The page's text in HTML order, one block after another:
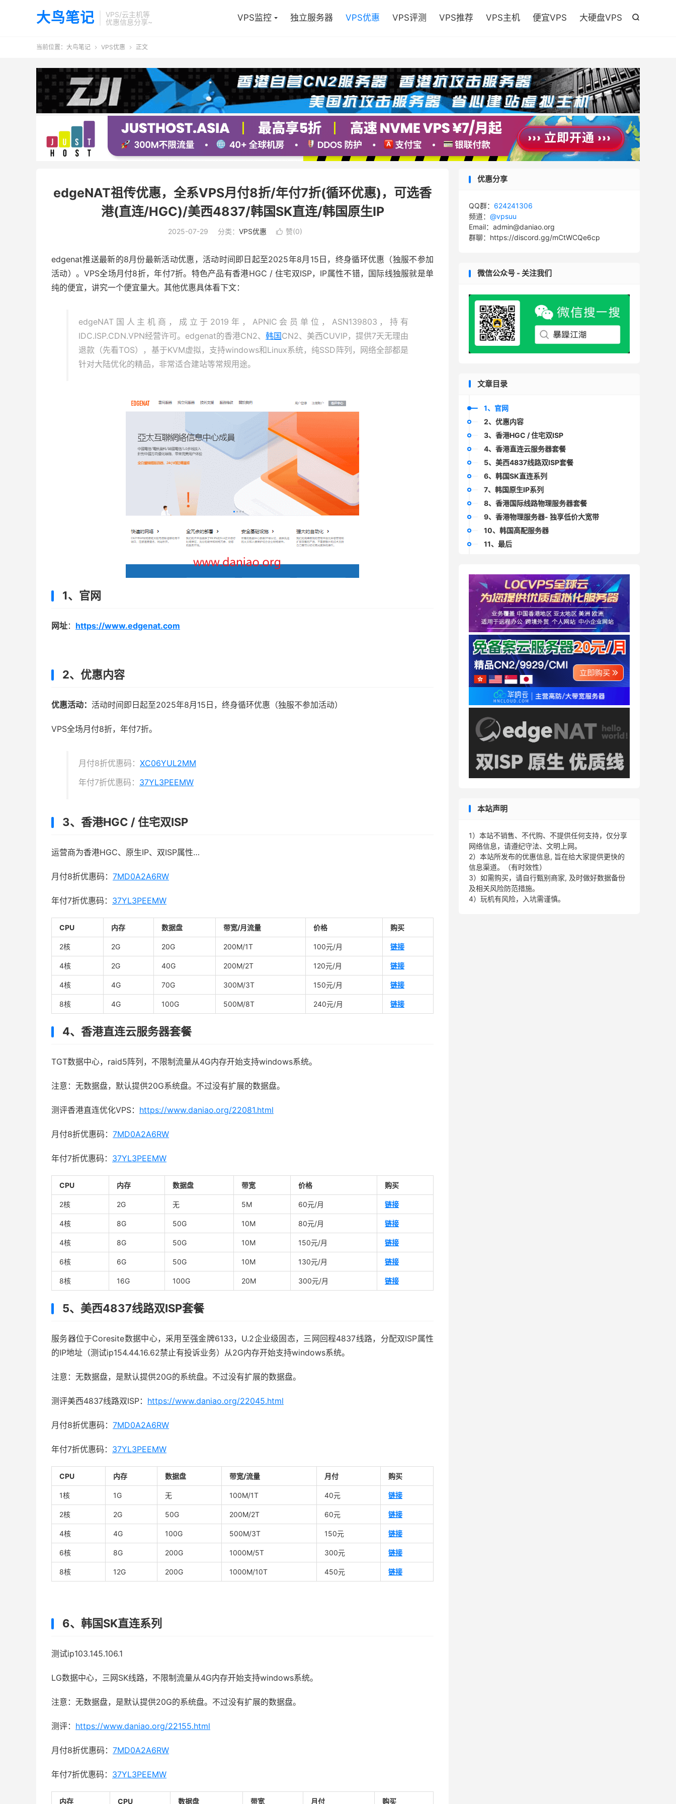
大鸟笔记
VPS/云主机等
优惠信息分享~

VPS监控 独立服务器 VPS优惠 VPS评测 VPS推荐 VPS主机 便宜VPS 大硬盘VPS
当前位置： 大鸟笔记  VPS优惠  正文
edgeNAT祖传优惠，全系VPS月付8折/年付7折(循环优惠)，可选香
港(直连/HGC)/美西4837/韩国SK直连/韩国原生IP
2025-07-29 分类： VPS优惠  赞(0)
edgenat推送最新的8月份最新活动优惠，活动时间即日起至2025年8月15日，终身循环优惠（独服不参加
活动）。VPS全场月付8折，年付7折。特色产品有香港HGC / 住宅双ISP，IP属性不错，国际线独服就是单
纯的便宜，讲究一个便宜量大。其他优惠具体看下文：
edgeNAT国人主机商，成立于2019年，APNIC会员单位，ASN139803，持有
IDC.ISP.CDN.VPN经营许可。edgenat的香港CN2、 韩国CN2、美西CUVIP，提供7天无理由
退款（先看TOS），基于KVM虚拟，支持windows和Linux系统，纯SSD阵列，网络全部都是
针对大陆优化的精品，非常适合建站等常规用途。
1、官网
网址： https://www.edgenat.com
2、优惠内容
优惠活动： 活动时间即日起至2025年8月15日，终身循环优惠（独服不参加活动）
VPS全场月付8折，年付7折。
月付8折优惠码： XC06YUL2MM
年付7折优惠码： 37YL3PEEMW
3、香港HGC / 住宅双ISP
运营商为香港HGC、原生IP、双ISP属性…
月付8折优惠码： 7MD0A2A6RW
年付7折优惠码： 37YL3PEEMW
CPU 内存 数据盘 带宽/月流量 价格 购买
2核 2G 20G 200M/1T 100元/月 链接
4核 2G 40G 200M/2T 120元/月 链接
4核 4G 70G 300M/3T 150元/月 链接
8核 4G 100G 500M/8T 240元/月 链接
4、香港直连云服务器套餐
TGT数据中心，raid5阵列，不限制流量从4G内存开始支持windows系统。
注意：无数据盘，默认提供20G系统盘。不过没有扩展的数据盘。
测评香港直连优化VPS： https://www.daniao.org/22081.html
月付8折优惠码： 7MD0A2A6RW
年付7折优惠码： 37YL3PEEMW
CPU 内存 数据盘 带宽 价格 购买
2核 2G 无 5M 60元/月 链接
4核 8G 50G 10M 80元/月 链接
4核 8G 50G 10M 150元/月 链接
6核 6G 50G 10M 130元/月 链接
8核 16G 100G 20M 300元/月 链接
5、美西4837线路双ISP套餐
服务器位于Coresite数据中心，采用至强金牌6133，U.2企业级固态，三网回程4837线路，分配双ISP属性
的IP地址（测试ip154.44.16.62禁止有投诉业务）从2G内存开始支持windows系统。
注意：无数据盘，是默认提供20G的系统盘。不过没有扩展的数据盘。
测评美西4837线路双ISP： https://www.daniao.org/22045.html
月付8折优惠码： 7MD0A2A6RW
年付7折优惠码： 37YL3PEEMW
CPU 内存 数据盘 带宽/流量 月付 购买
1核 1G 无 100M/1T 40元 链接
2核 2G 50G 200M/2T 60元 链接
4核 4G 100G 500M/3T 150元 链接
6核 8G 200G 1000M/5T 300元 链接
8核 12G 200G 1000M/10T 450元 链接
6、韩国SK直连系列
测试ip103.145.106.1
LG数据中心，三网SK线路，不限制流量从4G内存开始支持windows系统。
注意：无数据盘，是默认提供20G的系统盘。不过没有扩展的数据盘。
测评： https://www.daniao.org/22155.html
月付8折优惠码： 7MD0A2A6RW
年付7折优惠码： 37YL3PEEMW
内存 CPU 数据盘 带宽 月付 购买
优惠分享
QQ群： 624241306
频道： @vpsuu
Email：admin@daniao.org
群聊：https://discord.gg/mCtWCQe6cp
微信公众号 - 关注我们
文章目录
1、官网
2、优惠内容
3、香港HGC / 住宅双ISP
4、香港直连云服务器套餐
5、美西4837线路双ISP套餐
6、韩国SK直连系列
7、韩国原生IP系列
8、香港国际线路物理服务器套餐
9、香港物理服务器- 独享低价大宽带
10、韩国高配服务器
11、最后
本站声明
1）本站不销售、不代购、不提供任何支持，仅分享
网络信息，请遵纪守法、文明上网。
2）本站所发布的优惠信息, 旨在给大家提供更快的
信息渠道。（有时效性）
3）如需购买，请自行甄别商家, 及时做好数据备份
及相关风险防范措施。
4）玩机有风险，入坑需谨慎。